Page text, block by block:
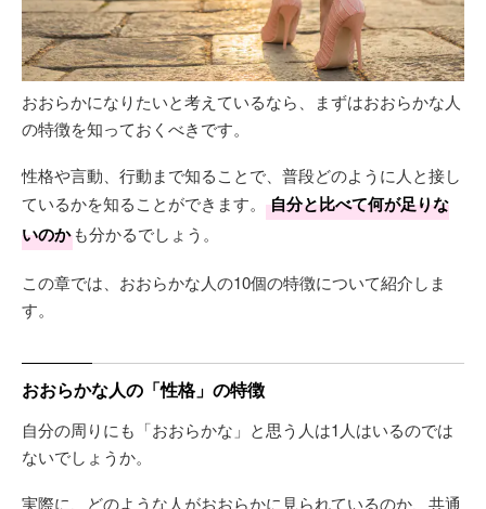
おおらかになりたいと考えているなら、まずはおおらかな人
の特徴を知っておくべきです。
性格や言動、行動まで知ることで、普段どのように人と接し
ているかを知ることができます。
自分と比べて何が足りな
いのか も分かるでしょう。
この章では、おおらかな人の10個の特徴について紹介しま
す。
おおらかな人の「性格」の特徴
自分の周りにも「おおらかな」と思う人は1人はいるのでは
ないでしょうか。
実際に、どのような人がおおらかに見られているのか、共通